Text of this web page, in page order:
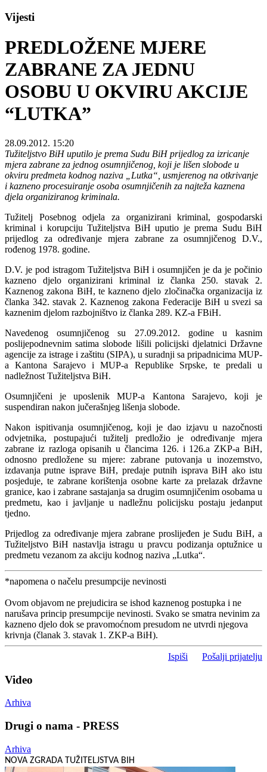
Vijesti
PREDLOŽENE MJERE
ZABRANE ZA JEDNU
OSOBU U OKVIRU AKCIJE
“LUTKA”
28.09.2012. 15:20
Tužiteljstvo BiH uputilo je prema Sudu BiH prijedlog za izricanje
mjera zabrane za jednog osumnjičenog, koji je lišen slobode u
okviru predmeta kodnog naziva „Lutka“, usmjerenog na otkrivanje
i kazneno procesuiranje osoba osumnjičenih za najteža kaznena
djela organiziranog kriminala.
Tužitelj Posebnog odjela za organizirani kriminal, gospodarski
kriminal i korupciju Tužiteljstva BiH uputio je prema Sudu BiH
prijedlog za određivanje mjera zabrane za osumnjičenog D.V.,
rođenog 1978. godine.
D.V. je pod istragom Tužiteljstva BiH i osumnjičen je da je počinio
kazneno djelo organizirani kriminal iz članka 250. stavak 2.
Kaznenog zakona BiH, te kazneno djelo zločinačka organizacija iz
članka 342. stavak 2. Kaznenog zakona Federacije BiH u svezi sa
kaznenim djelom razbojništvo iz članka 289. KZ-a FBiH.
Navedenog osumnjičenog su 27.09.2012. godine u kasnim
poslijepodnevnim satima slobode lišili policijski djelatnici Državne
agencije za istrage i zaštitu (SIPA), u suradnji sa pripadnicima MUP-
a Kantona Sarajevo i MUP-a Republike Srpske, te predali u
nadležnost Tužiteljstva BiH.
Osumnjičeni je uposlenik MUP-a Kantona Sarajevo, koji je
suspendiran nakon jučerašnjeg lišenja slobode.
Nakon ispitivanja osumnjičenog, koji je dao izjavu u nazočnosti
odvjetnika, postupajući tužitelj predložio je određivanje mjera
zabrane iz razloga opisanih u člancima 126. i 126.a ZKP-a BiH,
odnosno predložene su mjere: zabrane putovanja u inozemstvo,
izdavanja putne isprave BiH, predaje putnih isprava BiH ako istu
posjeduje, te zabrane korištenja osobne karte za prelazak državne
granice, kao i zabrane sastajanja sa drugim osumnjičenim osobama u
predmetu, kao i javljanje u nadležnu policijsku postaju jedanput
tjedno.
Prijedlog za određivanje mjera zabrane proslijeđen je Sudu BiH, a
Tužiteljstvo BiH nastavlja istragu u pravcu podizanja optužnice u
predmetu vezanom za akciju kodnog naziva „Lutka“.
*napomena o načelu presumpcije nevinosti
Ovom objavom ne prejudicira se ishod kaznenog postupka i ne
narušava princip presumpcije nevinosti. Svako se smatra nevinim za
kazneno djelo dok se pravomoćnom presudom ne utvrdi njegova
krivnja (članak 3. stavak 1. ZKP-a BiH).
Ispiši Pošalji prijatelju
Video
Arhiva
Drugi o nama - PRESS
Arhiva
NOVA ZGRADA TUŽITELJSTVA BIH